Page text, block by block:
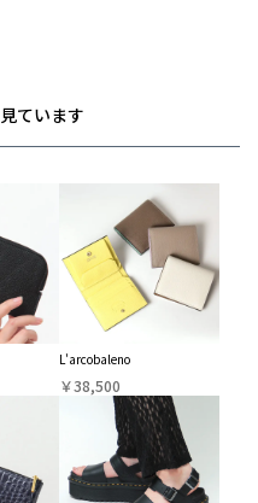
ています
L'arcobaleno
￥38,500